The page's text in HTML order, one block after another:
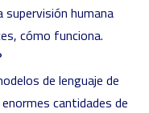
supervisión humana
cómo funciona.
de lenguaje de
cantidades de